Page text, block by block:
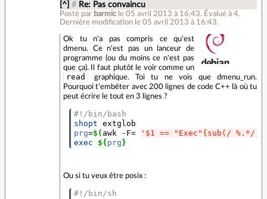
[^] # Re: Pas convaincu
Posté par barmic le 05 avril 2013 à 16:43. Évalué à4.
Dernière modification le 05 avril 2013 à 16:43.
Ok tu n'a pas compris ce qu'est
dmenu. Ce n'est pas un lanceur de
programme (ou du moins ce n'est pas
que ça). Il faut plutôt le voir comme un
read
graphique. Toi tu ne vois que dmenu_run.
Pourquoi t'embêter avec 200 lignes de code C++ là où tu
peut écrire le tout en 3 lignes ?
#!/bin/bash
shopt
prg=$( awk -F=
'$1 == "Exec"{sub(/
exec
${prg}
Ou si tu veux être posix :
#!/bin/sh